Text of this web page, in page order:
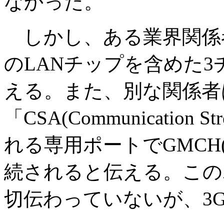
しかし、ある業界関係
のLANチップを含めた3
える。また、別な関係
「CSA(Communication
れる専用ポートで
続されると伝える。こ
切伝わっていないが、